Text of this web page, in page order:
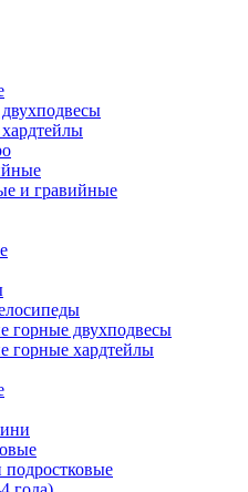
и гравийные
горные двухподвесы
горные хардтейлы
подростковые